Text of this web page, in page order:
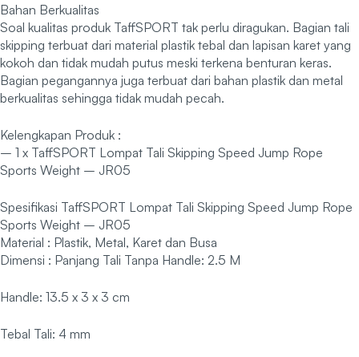
Bahan Berkualitas
Soal kualitas produk TaffSPORT tak perlu diragukan. Bagian tali
skipping terbuat dari material plastik tebal dan lapisan karet yang
kokoh dan tidak mudah putus meski terkena benturan keras.
Bagian pegangannya juga terbuat dari bahan plastik dan metal
berkualitas sehingga tidak mudah pecah.
Kelengkapan Produk :
– 1 x TaffSPORT Lompat Tali Skipping Speed Jump Rope
Sports Weight – JR05
Spesifikasi TaffSPORT Lompat Tali Skipping Speed Jump Rope
Sports Weight – JR05
Material : Plastik, Metal, Karet dan Busa
Dimensi : Panjang Tali Tanpa Handle: 2.5 M
Handle: 13.5 x 3 x 3 cm
Tebal Tali: 4 mm